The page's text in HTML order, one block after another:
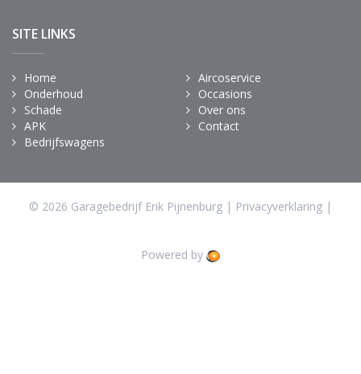
SITE LINKS
Home
Onderhoud
Schade
APK
Bedrijfswagens
Aircoservice
Occasions
Over ons
Contact
© 2026 Garagebedrijf Erik Pijnenburg | Privacyverklaring |
Powered by